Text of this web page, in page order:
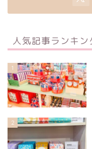
人気記事ランキン
1
2